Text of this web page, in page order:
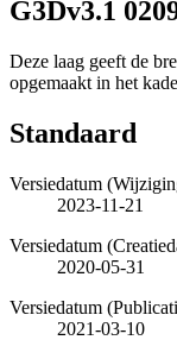
G3Dv3.1
Deze laag geeft de
opgemaakt in het
Standaard
Versiedatum
2023-11-21
Versiedatum
2020-05-31
Versiedatum
2021-03-10